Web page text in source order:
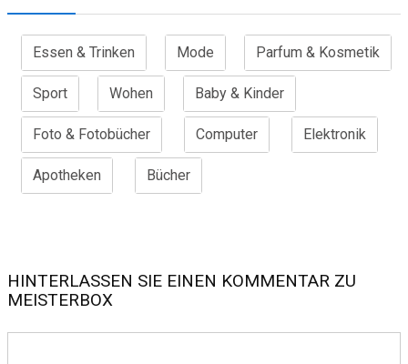
Essen & Trinken Mode Parfum & Kosmetik
Sport Wohen Baby & Kinder
Foto & Fotobücher Computer Elektronik
Apotheken Bücher
HINTERLASSEN SIE EINEN KOMMENTAR ZU
MEISTERBOX